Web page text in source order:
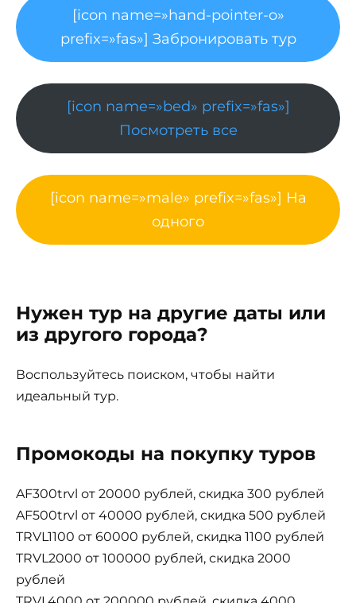
[icon name=»hand-pointer-o»
prefix=»fas»] Забронировать тур
[icon name=»bed» prefix=»fas»]
Посмотреть все
[icon name=»male» prefix=»fas»] На
одного
Нужен тур на другие даты или
из другого города?
Воспользуйтесь поиском, чтобы найти
идеальный тур.
Промокоды на покупку туров
AF300trvl от 20000 рублей, скидка 300 рублей
AF500trvl от 40000 рублей, скидка 500 рублей
TRVL1100 от 60000 рублей, скидка 1100 рублей
TRVL2000 от 100000 рублей, скидка 2000
рублей